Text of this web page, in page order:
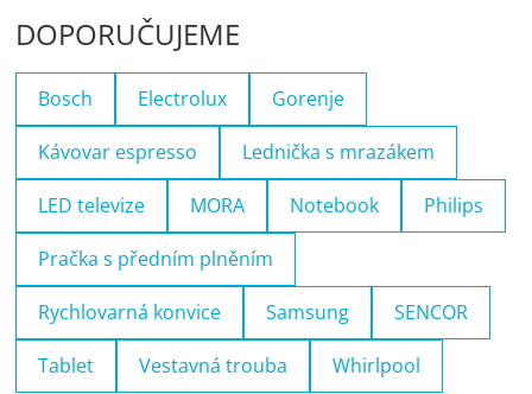
DOPORUČUJEME
Bosch Electrolux Gorenje
Kávovar espresso Lednička s mrazákem
LED televize MORA Notebook Philips
Pračka s předním plněním
Rychlovarná konvice Samsung SENCOR
Tablet Vestavná trouba Whirlpool